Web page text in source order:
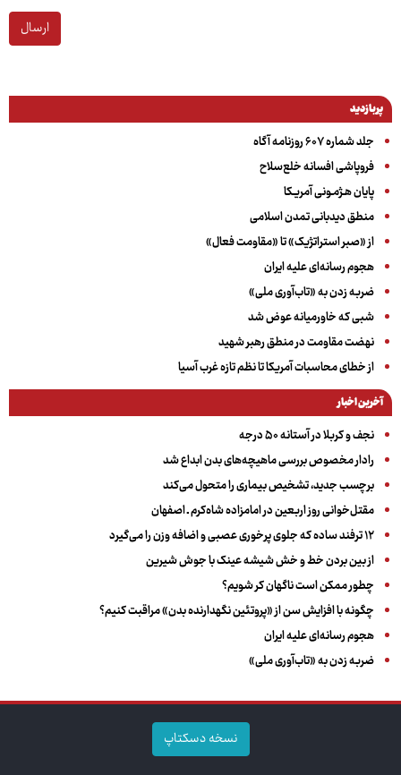
ارسال
پربازدید
جلد شماره ۶۰۷ روزنامه آگاه
فروپاشی افسانه خلع‌سلاح
پایان هـژمـونی آمریـکا
منطق دیدبانی تمدن اسلامی
از «صبر استراتژیک» تا «مقاومت فعال»
هجوم رسانه‌ای علیه ایران
ضربه زدن به «تاب‌آوری ملی»
شبی که خاورمیانه عوض شد
نهضت مقاومت در منطق رهبر شهید
از خطای محاسبات آمریکا تا نظم تازه غرب آسیا
آخرین اخبار
نجف و کربلا در آستانه ۵۰ درجه
رادار مخصوص بررسی ماهیچه‌های بدن ابداع شد
برچسب جدید، تشخیص بیماری را متحول می‌کند
مقتل‌خوانی روز اربعین در امامزاده شاه‌کرم ـ اصفهان
۱۲ ترفند ساده که جلوی پرخوری عصبی و اضافه ‌وزن را می‌گیرد
از بین بردن خط و خش شیشه عینک با جوش شیرین
چطور ممکن است ناگهان کر شویم؟
چگونه با افزایش سن از «پروتئین نگهدارنده بدن» مراقبت کنیم؟
هجوم رسانه‌ای علیه ایران
ضربه زدن به «تاب‌آوری ملی»
نسخه دسکتاپ